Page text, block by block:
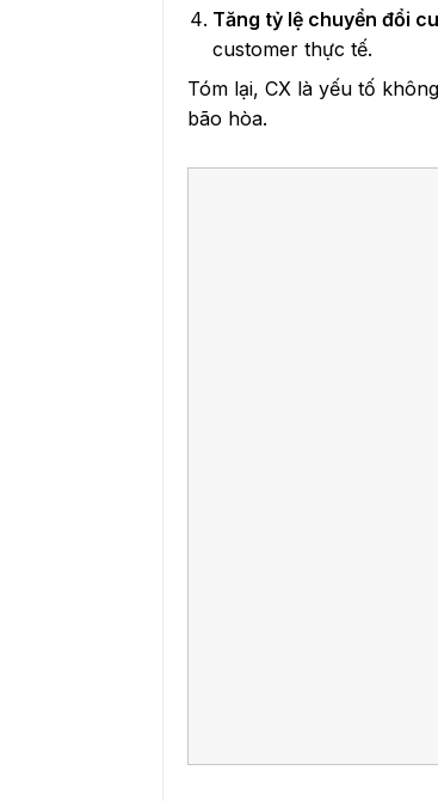
Tăng tỷ lệ chuyển đổi
customer thực tế.
Tóm lại, CX là yếu tố
bão hòa.